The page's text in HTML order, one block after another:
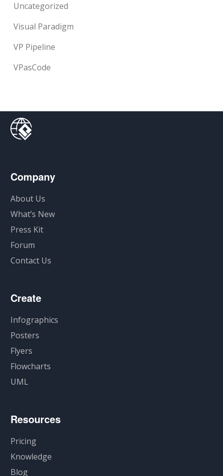
Uncategorized
Visual Paradigm
VP Pipeline
VPasCode
Company
About Us
What’s New
Press Kit
Forum
Contact Us
Create
Infographics
Posters
Flyers
Flowcharts
UML
Resources
Pricing
Knowledge
Blog